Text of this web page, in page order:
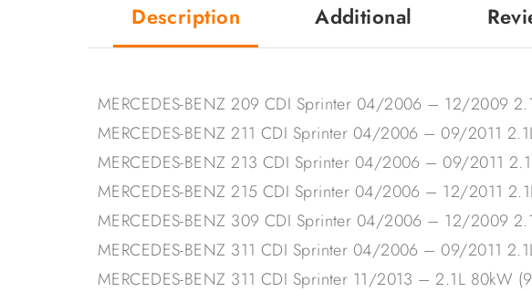
Description Additional
MERCEDES-BENZ 209 CDI Sprinter 04/2006 – 12/2009
MERCEDES-BENZ 211 CDI Sprinter 04/2006 – 09/2011
MERCEDES-BENZ 213 CDI Sprinter 04/2006 – 09/2011
MERCEDES-BENZ 215 CDI Sprinter 04/2006 – 12/2011
MERCEDES-BENZ 309 CDI Sprinter 04/2006 – 12/2009
MERCEDES-BENZ 311 CDI Sprinter 04/2006 – 09/2011
MERCEDES-BENZ 311 CDI Sprinter 11/2013 – 2.1L 80kW